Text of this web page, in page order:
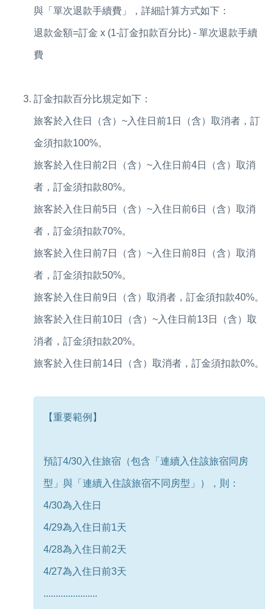
與「單次退款手續費」，詳細計算方式如下：
退款金額=訂金 x (1-訂金扣款百分比) - 單次退款手續
費
訂金扣款百分比規定如下：
旅客於入住日（含）~入住日前1日（含）取消者，訂
金須扣款100%。
旅客於入住日前2日（含）~入住日前4日（含）取消
者，訂金須扣款80%。
旅客於入住日前5日（含）~入住日前6日（含）取消
者，訂金須扣款70%。
旅客於入住日前7日（含）~入住日前8日（含）取消
者，訂金須扣款50%。
旅客於入住日前9日（含）取消者，訂金須扣款40%。
旅客於入住日前10日（含）~入住日前13日（含）取
消者，訂金須扣款20%。
旅客於入住日前14日（含）取消者，訂金須扣款0%。
【重要範例】
預訂4/30入住旅宿（包含「連續入住該旅宿同房
型」與「連續入住該旅宿不同房型」），則：
4/30為入住日
4/29為入住日前1天
4/28為入住日前2天
4/27為入住日前3天
......................